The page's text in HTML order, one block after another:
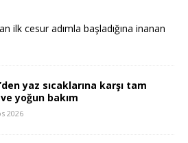
ilk cesur adımla başladığına inanan
yaz sıcaklarına karşı tam
yoğun bakım
2026